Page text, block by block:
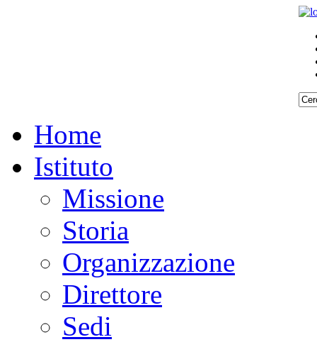
Home
Istituto
Missione
Storia
Organizzazione
Direttore
Sedi